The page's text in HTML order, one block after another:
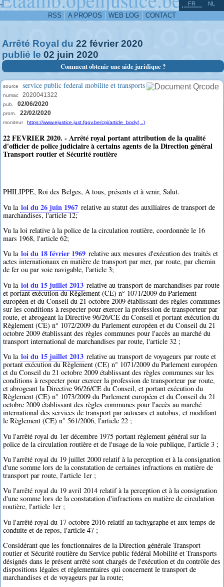
-
RSS A PROPOS WEB LOG CONTACT
FR NL
Arrêté Royal du 22 février 2020
publié le 02 juin 2020
Comment obtenir une aide juridique ?
source service public federal mobilite et transports
numac 2020041322
pub. 02/06/2020
prom. 22/02/2020
moniteur https://www.ejustice.just.fgov.be/cgi/article_body(...)
22 FEVRIER 2020. - Arrêté royal portant attribution de la qualité
d'officier de police judiciaire à certains agents de la Direction général
Transport routier et Sécurité routière
PHILIPPE, Roi des Belges, A tous, présents et à venir, Salut.
Vu la loi du 26 juin 1967 relative au statut des auxiliaires de transport de
marchandises, l'article 12;
Vu la loi relative à la police de la circulation routière, coordonnée le 16
mars 1968, l'article 62;
Vu la loi du 18 février 1969 relative aux mesures d'exécution des traités et
actes internationaux en matière de transport par mer, par route, par chemin
de fer ou par voie navigable, l'article 3;
Vu la loi du 15 juillet 2013 relative au transport de marchandises par route
et portant exécution du Règlement (CE) n° 1071/2009 du Parlement
européen et du Conseil du 21 octobre 2009 établissant des règles communes
sur les conditions à respecter pour exercer la profession de transporteur par
route, et abrogeant la Directive 96/26/CE du Conseil et portant exécution du
Règlement (CE) n° 1072/2009 du Parlement européen et du Conseil du 21
octobre 2009 établissant des règles communes pour l'accès au marché du
transport international de marchandises par route, l'article 32 ;
Vu la loi du 15 juillet 2013 relative au transport de voyageurs par route et
portant exécution du Règlement (CE) n° 1071/2009 du Parlement européen
et du Conseil du 21 octobre 2009 établissant des règles communes sur les
conditions à respecter pour exercer la profession de transporteur par route,
et abrogeant la Directive 96/26/CE du Conseil, et portant exécution du
Règlement (CE) n° 1073/2009 du Parlement européen et du Conseil du 21
octobre 2009 établissant des règles communes pour l'accès au marché
international des services de transport par autocars et autobus, et modifiant
le Règlement (CE) n° 561/2006, l'article 22 ;
Vu l'arrêté royal du 1er décembre 1975 portant règlement général sur la
police de la circulation routière et de l'usage de la voie publique, l'article 3 ;
Vu l'arrêté royal du 19 juillet 2000 relatif à la perception et à la consignation
d'une somme lors de la constatation de certaines infractions en matière de
transport par route, l'article 1er ;
Vu l'arrêté royal du 19 avril 2014 relatif à la perception et à la consignation
d'une somme lors de la constatation d'infractions en matière de circulation
routière, l'article 1er ;
Vu l'arrêté royal du 17 octobre 2016 relatif au tachygraphe et aux temps de
conduite et de repos, l'article 47 ;
Considérant que les fonctionnaires de la Direction générale Transport
routier et Sécurité routière du Service public fédéral Mobilité et Transports
désignés dans le présent arrêté sont chargés de l'exécution et du contrôle des
dispositions légales et réglementaires qui concernent le transport de
marchandises et de voyageurs par la route;
^